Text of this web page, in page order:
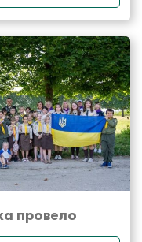
провело